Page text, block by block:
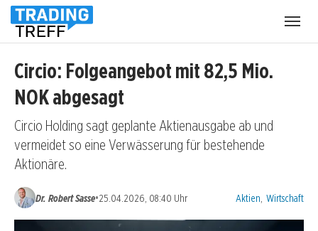
Circio: Folgeangebot mit 82,5 Mio.
NOK abgesagt
Circio Holding sagt geplante Aktienausgabe ab und
vermeidet so eine Verwässerung für bestehende
Aktionäre.
Dr. Robert Sasse•25.04.2026, 08:40 Uhr Kategorien:
Aktien Wirtschaft